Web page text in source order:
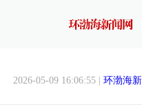
2026-05-09 16:06:55 | 环渤海